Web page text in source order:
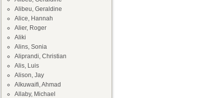
Alibeu, Geraldine
Alice, Hannah
Alier, Roger
Aliki
Alins, Sonia
Aliprandi, Christian
Alis, Luis
Alison, Jay
Alkuwaifi, Ahmad
Allaby, Michael